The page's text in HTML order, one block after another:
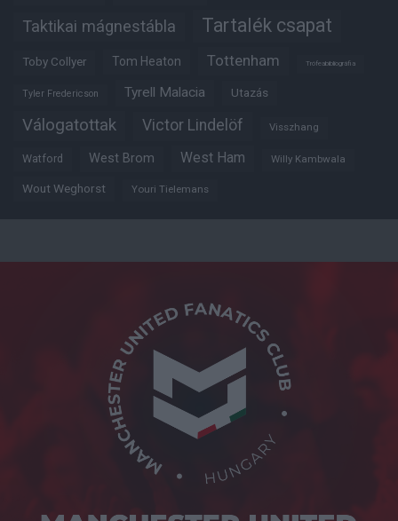
Taktikai mágnestábla Tartalék csapat
Toby Collyer Tom Heaton Tottenham Trófeabibliográfia
Tyler Fredericson Tyrell Malacia Utazás
Válogatottak Victor Lindelöf Visszhang
Watford West Brom West Ham Willy Kambwala
Wout Weghorst Youri Tielemans